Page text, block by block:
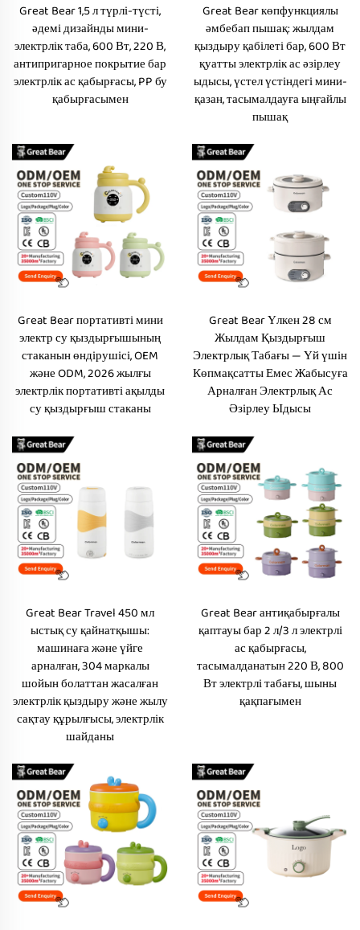
Great Bear 1,5 л түрлі-түсті,
әдемі дизайнды мини-
электрлік таба, 600 Вт, 220 В,
антипригарное покрытие бар
электрлік ас қабырғасы, PP бу
қабырғасымен
Great Bear көпфункциялы
әмбебап пышақ: жылдам
қыздыру қабілеті бар, 600 Вт
қуатты электрлік ас әзірлеу
ыдысы, үстел үстіндегі мини-
қазан, тасымалдауға ыңғайлы
пышақ
Great Bear портативті мини
электр су қыздырғышының
стаканын өндірушісі, OEM
және ODM, 2026 жылғы
электрлік портативті ақылды
су қыздырғыш стаканы
Great Bear Үлкен 28 см
Жылдам Қыздырғыш
Электрлық Табағы — Үй үшін
Көпмақсатты Емес Жабысуға
Арналған Электрлық Ас
Әзірлеу Ыдысы
Great Bear Travel 450 мл
ыстық су қайнатқышы:
машинаға және үйге
арналған, 304 маркалы
шойын болаттан жасалған
электрлік қыздыру және жылу
сақтау құрылғысы, электрлік
шайданы
Great Bear антиқабырғалы
қаптауы бар 2 л/3 л электрлі
ас қабырғасы,
тасымалданатын 220 В, 800
Вт электрлі табағы, шыны
қақпағымен